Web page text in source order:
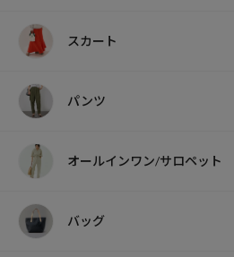
スカート
パンツ
オールインワン/サロペット
バッグ